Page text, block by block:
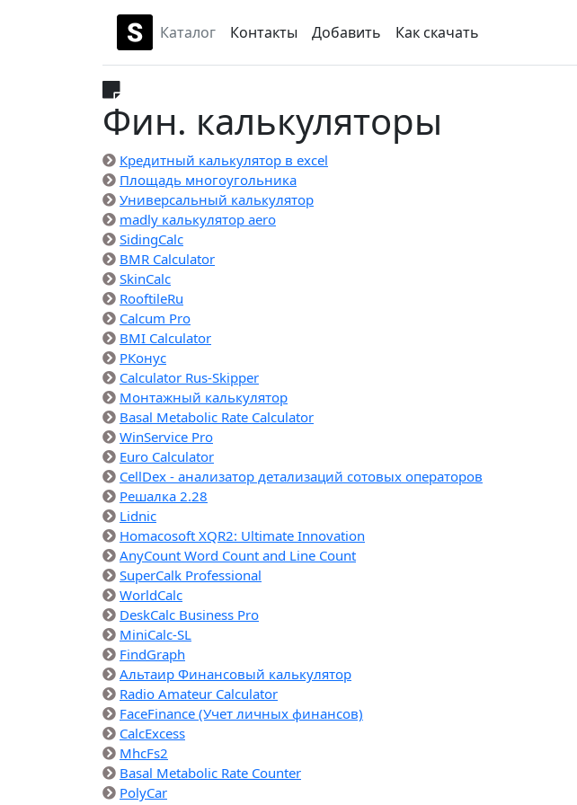
Каталог Контакты Добавить Как скачать
Фин. калькуляторы
Кредитный калькулятор в excel
Площадь многоугольника
Универсальный калькулятор
madly калькулятор aero
SidingCalc
BMR Calculator
SkinCalc
RooftileRu
Calcum Pro
BMI Calculator
РКонус
Calculator Rus-Skipper
Монтажный калькулятор
Basal Metabolic Rate Calculator
WinService Pro
Euro Calculator
CellDex - анализатор детализаций сотовых операторов
Решалка 2.28
Lidnic
Homacosoft XQR2: Ultimate Innovation
AnyCount Word Count and Line Count
SuperCalk Professional
WorldCalc
DeskCalc Business Pro
MiniCalc-SL
FindGraph
Альтаир Финансовый калькулятор
Radio Amateur Calculator
FaceFinance (Учет личных финансов)
CalcExcess
MhcFs2
Basal Metabolic Rate Counter
PolyCar